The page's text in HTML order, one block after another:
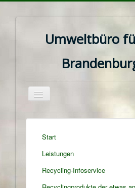
Umweltbüro
Navigation
an/aus
Start
Leistungen
Recycling-Infoservice